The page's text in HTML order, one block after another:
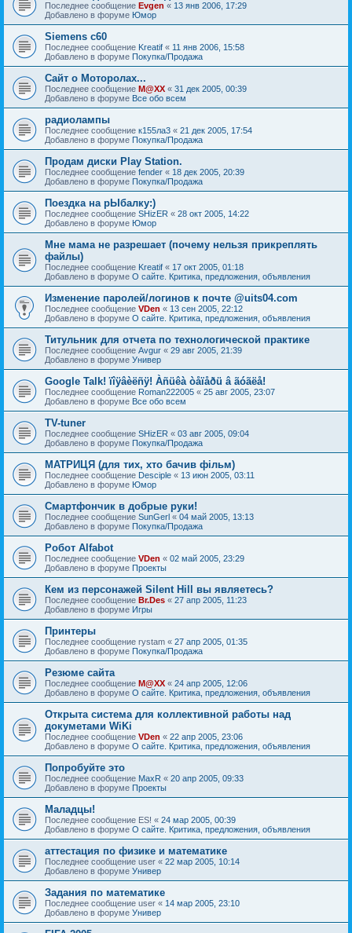
Последнее сообщение Evgen « 13 янв 2006, 17:29
Добавлено в форуме Юмор
Siemens c60
Последнее сообщение Kreatif « 11 янв 2006, 15:58
Добавлено в форуме Покупка/Продажа
Сайт о Моторолах...
Последнее сообщение M@XX « 31 дек 2005, 00:39
Добавлено в форуме Все обо всем
радиолампы
Последнее сообщение к155ла3 « 21 дек 2005, 17:54
Добавлено в форуме Покупка/Продажа
Продам диски Play Station.
Последнее сообщение fender « 18 дек 2005, 20:39
Добавлено в форуме Покупка/Продажа
Поездка на рЫбалку:)
Последнее сообщение SHizER « 28 окт 2005, 14:22
Добавлено в форуме Юмор
Мне мама не разрешает (почему нельзя прикреплять
файлы)
Последнее сообщение Kreatif « 17 окт 2005, 01:18
Добавлено в форуме О сайте. Критика, предложения, объявления
Изменение паролей/логинов к почте @uits04.com
Последнее сообщение VDen « 13 сен 2005, 22:12
Добавлено в форуме О сайте. Критика, предложения, объявления
Титульник для отчета по технологической практике
Последнее сообщение Avgur « 29 авг 2005, 21:39
Добавлено в форуме Универ
Google Talk! ïîÿâèëñÿ! Àñüêà òåïåðü â ãóãëå!
Последнее сообщение Roman222005 « 25 авг 2005, 23:07
Добавлено в форуме Все обо всем
TV-tuner
Последнее сообщение SHizER « 03 авг 2005, 09:04
Добавлено в форуме Покупка/Продажа
МАТРИЦЯ (для тих, хто бачив фільм)
Последнее сообщение Desciple « 13 июн 2005, 03:11
Добавлено в форуме Юмор
Смартфончик в добрые руки!
Последнее сообщение SunGerl « 04 май 2005, 13:13
Добавлено в форуме Покупка/Продажа
Робот Alfabot
Последнее сообщение VDen « 02 май 2005, 23:29
Добавлено в форуме Проекты
Кем из персонажей Silent Hill вы являетесь?
Последнее сообщение Br.Des « 27 апр 2005, 11:23
Добавлено в форуме Игры
Принтеры
Последнее сообщение rystam « 27 апр 2005, 01:35
Добавлено в форуме Покупка/Продажа
Резюме сайта
Последнее сообщение M@XX « 24 апр 2005, 12:06
Добавлено в форуме О сайте. Критика, предложения, объявления
Открыта система для коллективной работы над
докуметами WiKi
Последнее сообщение VDen « 22 апр 2005, 23:06
Добавлено в форуме О сайте. Критика, предложения, объявления
Попробуйте это
Последнее сообщение MaxR « 20 апр 2005, 09:33
Добавлено в форуме Проекты
Маладцы!
Последнее сообщение ES! « 24 мар 2005, 00:39
Добавлено в форуме О сайте. Критика, предложения, объявления
аттестация по физике и математике
Последнее сообщение user « 22 мар 2005, 10:14
Добавлено в форуме Универ
Задания по математике
Последнее сообщение user « 14 мар 2005, 23:10
Добавлено в форуме Универ